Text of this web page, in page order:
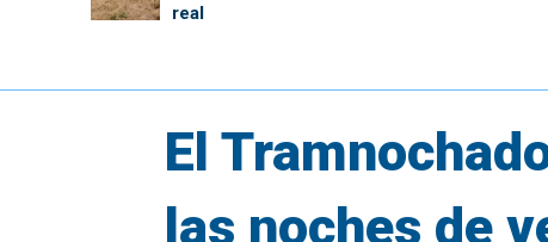
real
El
las noches de